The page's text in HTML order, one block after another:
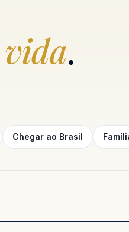
.
Chegar ao Brasil